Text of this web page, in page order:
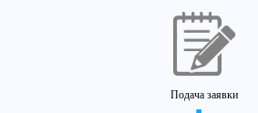
Подача заявки